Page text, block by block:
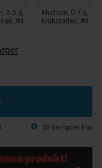
0.5 g,
#4
Medium, 0.7 g,
krokstorlek: #4
30 dar öppet köp